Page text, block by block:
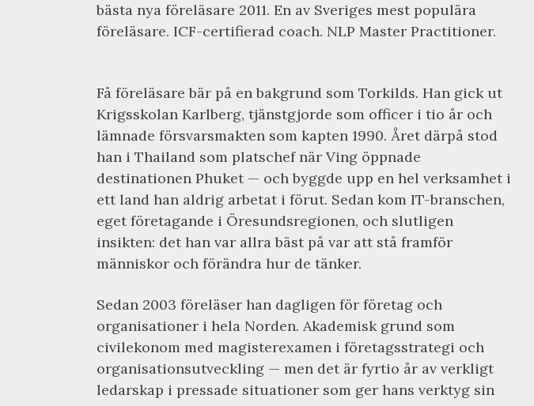
bästa nya föreläsare 2011. En av Sveriges mest populära
föreläsare. ICF-certifierad coach. NLP Master Practitioner.
Få föreläsare bär på en bakgrund som Torkilds. Han gick ut
Krigsskolan Karlberg, tjänstgjorde som officer i tio år och
lämnade försvarsmakten som kapten 1990. Året därpå stod
han i Thailand som platschef när Ving öppnade
destinationen Phuket — och byggde upp en hel verksamhet i
ett land han aldrig arbetat i förut. Sedan kom IT-branschen,
eget företagande i Öresundsregionen, och slutligen
insikten: det han var allra bäst på var att stå framför
människor och förändra hur de tänker.
Sedan 2003 föreläser han dagligen för företag och
organisationer i hela Norden. Akademisk grund som
civilekonom med magisterexamen i företagsstrategi och
organisationsutveckling — men det är fyrtio år av verkligt
ledarskap i pressade situationer som ger hans verktyg sin